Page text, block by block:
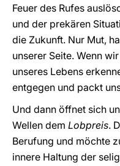
Feuer des Rufes
und der prekären
die Zukunft. Nur Mut,
unserer Seite. Wenn
unseres Lebens
entgegen und packt
Und dann öffnet sich
Wellen dem Lobpreis.
Berufung und möchte
innere Haltung der